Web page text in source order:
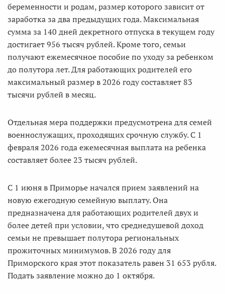
беременности и родам, размер которого зависит от
заработка за два предыдущих года. Максимальная
сумма за 140 дней декретного отпуска в текущем году
достигает 956 тысяч рублей. Кроме того, семьи
получают ежемесячное пособие по уходу за ребенком
до полутора лет. Для работающих родителей его
максимальный размер в 2026 году составляет 83
тысячи рублей в месяц.
Отдельная мера поддержки предусмотрена для семей
военнослужащих, проходящих срочную службу. С 1
февраля 2026 года ежемесячная выплата на ребенка
составляет более 23 тысяч рублей.
С 1 июня в Приморье начался прием заявлений на
новую ежегодную семейную выплату. Она
предназначена для работающих родителей двух и
более детей при условии, что среднедушевой доход
семьи не превышает полутора региональных
прожиточных минимумов. В 2026 году для
Приморского края этот показатель равен 31 653 рубля.
Подать заявление можно до 1 октября.